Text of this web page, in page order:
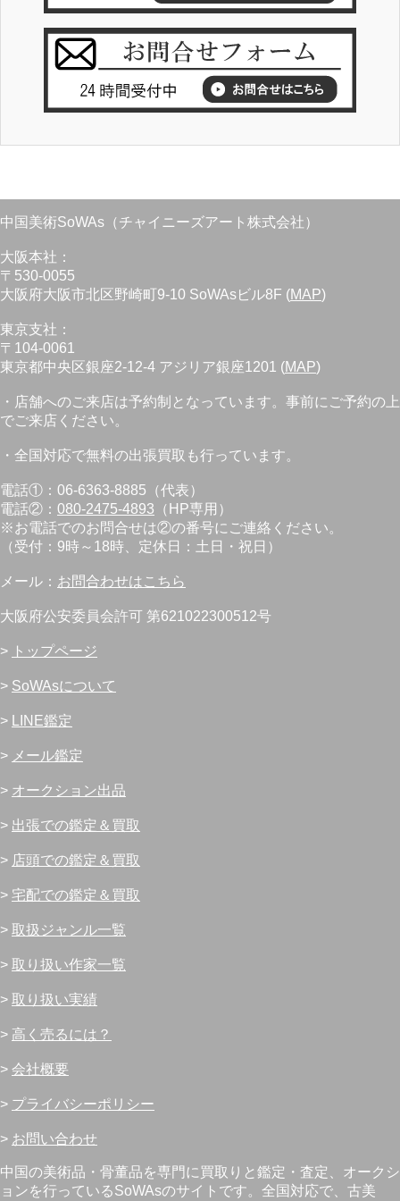
中国美術SoWAs（チャイニーズアート株式会社）
大阪本社：
〒530-0055
大阪府大阪市北区野崎町9-10 SoWAsビル8F (MAP)
東京支社：
〒104-0061
東京都中央区銀座2-12-4 アジリア銀座1201 (MAP)
・店舗へのご来店は予約制となっています。事前にご予約の上
でご来店ください。
・全国対応で無料の出張買取も行っています。
電話①：06-6363-8885（代表）
電話②： 080-2475-4893 （HP専用）
※お電話でのお問合せは②の番号にご連絡ください。
（受付：9時～18時、定休日：土日・祝日）
メール： お問合わせはこちら
大阪府公安委員会許可 第621022300512号
> トップページ
> SoWAsについて
> LINE鑑定
> メール鑑定
> オークション出品
> 出張での鑑定＆買取
> 店頭での鑑定＆買取
> 宅配での鑑定＆買取
> 取扱ジャンル一覧
> 取り扱い作家一覧
> 取り扱い実績
> 高く売るには？
> 会社概要
> プライバシーポリシー
> お問い合わせ
中国の美術品・骨董品を専門に買取りと鑑定・査定、オークシ
ョンを行っているSoWAsのサイトです。全国対応で、古美